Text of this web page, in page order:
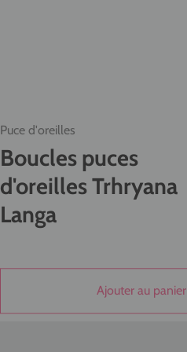
Puce d'oreilles
Boucles puces
d'oreilles Trhryana
Langa
Ajouter au panier